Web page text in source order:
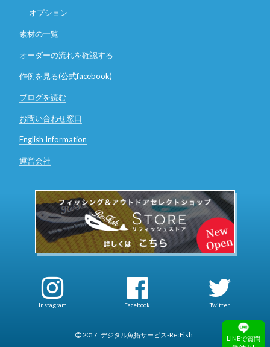
オプション
素材の一覧
オーダーの流れを確認する
作例を見る(公式facebook)
ブログを読む
お問い合わせ窓口
English Information
運営会社
Instagram Facebook Twitter
2017 デジタル魚拓サービス-Re:Fish
LINEで質問